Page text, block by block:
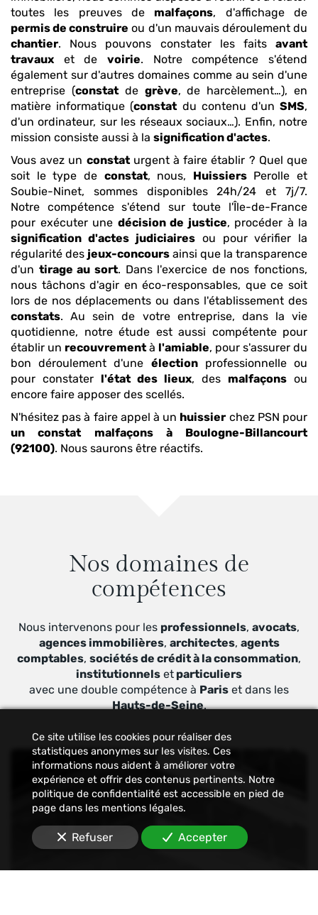
toutes les preuves de malfaçons, d'affichage de
permis de construire ou d'un mauvais déroulement du
chantier. Nous pouvons constater les faits avant
travaux et de voirie. Notre compétence s'étend
également sur d'autres domaines comme au sein d'une
entreprise (constatde grève, de harcèlement…), en
matière informatique (constat du contenu d'unSMS,
d'un ordinateur, sur les réseaux sociaux…). Enfin, notre
mission consiste aussi à la signification d'actes.
Vous avez un constaturgent à faire établir ? Quel que
soit le type de constat, nous, HuissiersPerolle et
Soubie-Ninet, sommes disponibles 24h/24 et 7j/7.
Notre compétence s'étend sur toute l'Île-de-France
pour exécuter une décision de justice, procéder à la
signification d'actes judiciaires ou pour vérifier la
régularité des jeux-concours ainsi que la transparence
d'un tirage au sort. Dans l'exercice de nos fonctions,
nous tâchons d'agir en éco-responsables, que ce soit
lors de nos déplacements ou dans l'établissement des
constats. Au sein de votre entreprise, dans la vie
quotidienne, notre étude est aussi compétente pour
établir un recouvrement à l'amiable, pour s'assurer du
bon déroulement d'une électionprofessionnelle ou
pour constater l'état des lieux, des malfaçons ou
encore faire apposer des scellés.
N'hésitez pas à faire appel à un huissier chez PSN pour
un constat malfaçons
à Boulogne-Billancourt
(92100). Nous saurons être réactifs.
Nos domaines de
compétences
Nous intervenons pour les professionnels, avocats,
agences immobilières, architectes, agents
comptables, sociétés de crédit à la consommation,
institutionnels et particuliers
avec une double compétence à Paris et dans les
Hauts-de-Seine.
Ce site utilise les cookies pour réaliser des
statistiques anonymes sur les visites. Ces
informations nous aident à améliorer votre
expérience et offrir des contenus pertinents. Notre
politique de confidentialité est accessible en pied de
page dans les mentions légales.
Refuser Accepter